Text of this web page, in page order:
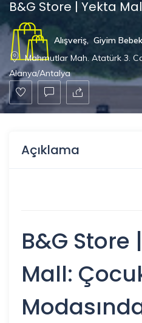
B&G Store | Yekta
Alışveriş, Giyim
Mahmutlar Mah. Atatürk 3.
Alanya/Antalya
Açıklama
B&G Store
Mall: